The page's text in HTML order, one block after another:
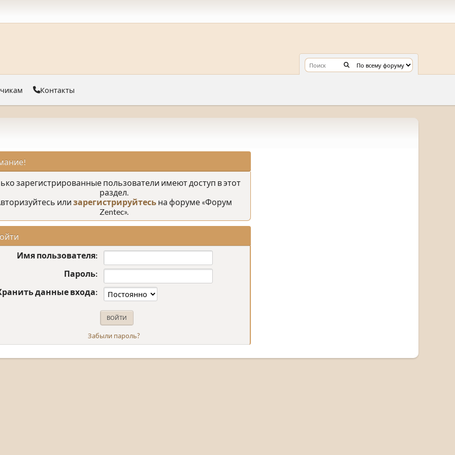
Контакты
зарегистрированные пользователи имеют доступ в этот
раздел.
или зарегистрируйтесь на форуме «Форум
Zentec».
Имя пользователя:
Пароль:
данные входа:
Забыли пароль?